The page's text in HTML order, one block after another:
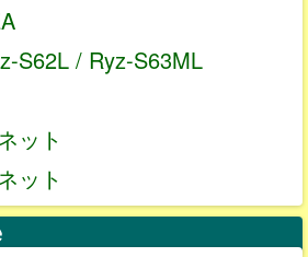
S62L / Ryz-S63ML
ット
ット